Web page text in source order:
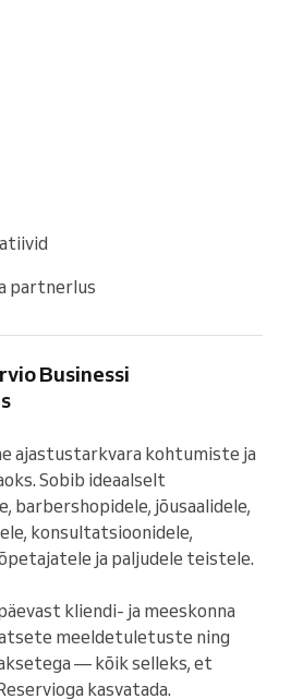
partnerlus
Businessi
ajastustarkvara kohtumiste ja
Sobib ideaalselt
barbershopidele, jõusaalidele,
konsultatsioonidele,
ja paljudele teistele.
kliendi- ja meeskonna
meeldetuletuste ning
— kõik selleks, et
kasvatada.